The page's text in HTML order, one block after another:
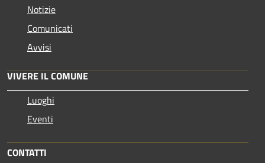
Notizie
Comunicati
Avvisi
VIVERE IL COMUNE
Luoghi
Eventi
CONTATTI